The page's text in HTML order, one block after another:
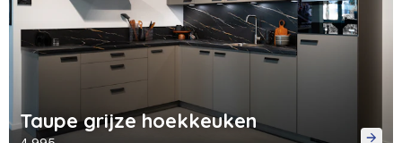
Taupe grijze hoekkeuken